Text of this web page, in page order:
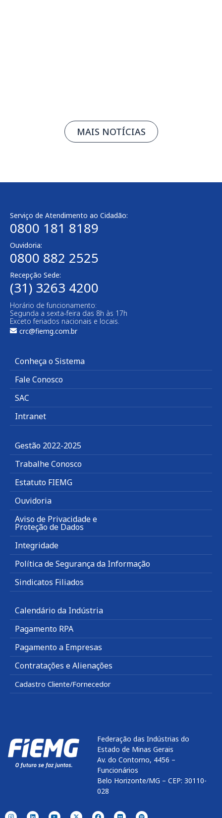
MAIS NOTÍCIAS
Serviço de Atendimento ao Cidadão:
0800 181 8189
Ouvidoria:
0800 882 2525
Recepção Sede:
(31) 3263 4200
Horário de funcionamento:
Segunda a sexta-feira das 8h às 17h
Exceto feriados nacionais e locais.
crc@fiemg.com.br
Conheça o Sistema
Fale Conosco
SAC
Intranet
Gestão 2022-2025
Trabalhe Conosco
Estatuto FIEMG
Ouvidoria
Aviso de Privacidade e
Proteção de Dados
Integridade
Política de Segurança da Informação
Sindicatos Filiados
Calendário da Indústria
Pagamento RPA
Pagamento a Empresas
Contratações e Alienações
Cadastro Cliente/Fornecedor
Federação das Indústrias do
Estado de Minas Gerais
Av. do Contorno, 4456 –
Funcionários
Belo Horizonte/MG – CEP: 30110-
028